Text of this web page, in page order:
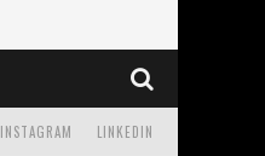
LINKEDIN
INSTAGRAM